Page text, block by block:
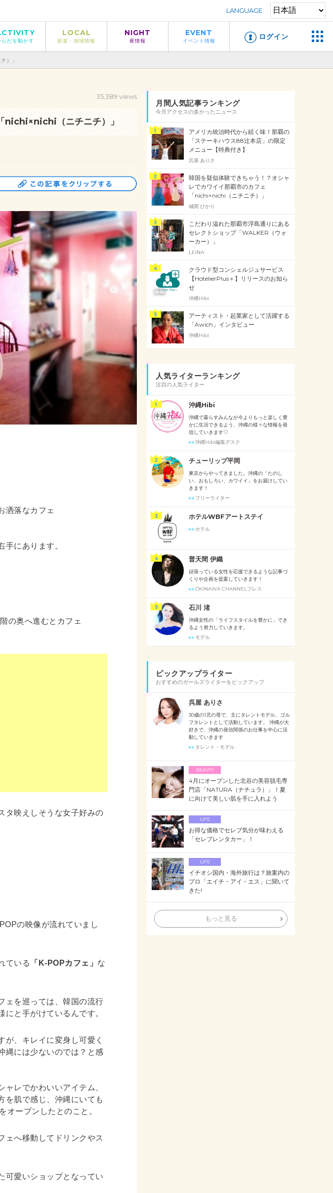
LANGUAGE
らだを動かす
LOCAL
娯楽・地域情報
NIGHT
夜情報
EVENT
イベント情報 ログイン
）」
35,389 views
nichi×nichi（ニチニチ）」
洒落なカフェ
にあります。
の奥へ進むとカフェ
タ映えしそうな女子好みの
の映像が流れていまし
ている 「K-POPカフェ」 な
ェを巡っては、韓国の流行
と手がけているんです。
、キレイに変身し可愛く
縄には少ないのでは？と感
レでかわいいアイテム、
を肌で感じ、沖縄にいても
オープンしたとのこと。
ェへ移動してドリンクやス
可愛いショップとなってい
月間人気記事ランキング
今月アクセスの多かったニュース
アメリカ統治時代から続く味！那覇の
「ステーキハウス88辻本店」の限定
メニュー【特典付き】
呉屋 ありさ
韓国を疑似体験できちゃう！？オシャ
レでカワイイ那覇市のカフェ
「nichi×nichi（ニチニチ）」
城間 ひかり
こだわり溢れた那覇市浮島通りにある
セレクトショップ「WALKER（ウォ
ーカー）」
LEINA
クラウド型コンシェルジュサービス
【HotelierPlus＋】リリースのお知ら
せ
沖縄Hibi
アーティスト・起業家として活躍する
「Awich」インタビュー
沖縄Hibi
人気ライターランキング
注目の人気ライター
沖縄Hibi
沖縄で暮らすみんなが今よりもっと楽しく豊
かに生活できるよう、沖縄の様々な情報を発
信していきます♡
沖縄Hibi編集デスク
チューリップ平岡
東京からやってきました。沖縄の「たのし
い、おもしろい、カワイイ」をお届けしてい
きます！
フリーライター
ホテルWBFアートステイ
ホテル
普天間 伊織
頑張っている女性を応援できるような記事づ
くりや企画を提案していきます！
OKINAWA CHANNELプレス
石川 渚
沖縄女性の「ライフスタイルを豊かに」でき
るよう努力していきます。
モデル
ピックアップライター
おすすめのガールズライターをピックアップ
呉屋 ありさ
30歳の1児の母で、主にタレントモデル、ゴル
フタレントとして活動しています。 沖縄が大
好きで、沖縄の発信関係のお仕事を中心に活
動していきます
タレント・モデル
BEAUTY
4月にオープンした北谷の美容脱毛専
門店「NATURA（ナチュラ）」！夏
に向けて美しい肌を手に入れよう
LIFE
お得な価格でセレブ気分が味わえる
「セレブレンタカー」！
LIFE
イチオシ国内・海外旅行は？旅案内の
プロ「エイチ・アイ・エス」に聞いて
きた!
もっと見る